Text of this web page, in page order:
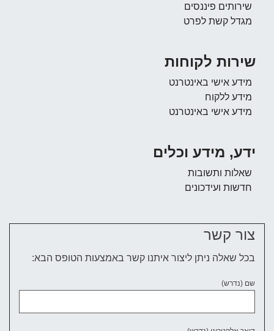
שירותים פיננסים
מגדל קשת לפרט
שירות לקוחות
מידע אישי באינטרנט
מידע ללקוח
מידע אישי באינטרנט
ידע, מידע וכלים
שאלות ותשובות
חדשות ועידכונים
צור קשר
בכל שאלה ניתן ליצור איתנו קשר באמצעות הטופס הבא:
שם (נדרש)